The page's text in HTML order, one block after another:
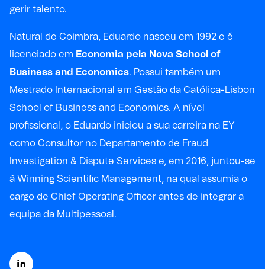
gerir talento.
Natural de Coimbra, Eduardo nasceu em 1992 e é
licenciado em Economia pela Nova School of
Business and Economics. Possui também um
Mestrado Internacional em Gestão da Católica-Lisbon
School of Business and Economics. A nível
profissional, o Eduardo iniciou a sua carreira na EY
como Consultor no Departamento de Fraud
Investigation & Dispute Services e, em 2016, juntou-se
à Winning Scientific Management, na qual assumia o
cargo de Chief Operating Officer antes de integrar a
equipa da Multipessoal.